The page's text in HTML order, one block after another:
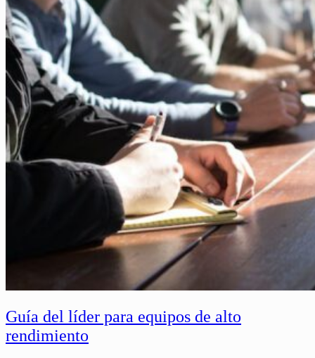
Guía del líder para equipos de alto
rendimiento